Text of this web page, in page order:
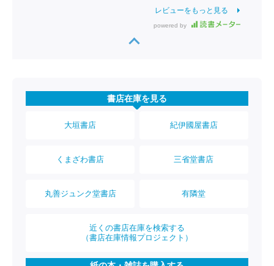
レビューをもっと見る
powered by
書店在庫を見る
大垣書店 紀伊國屋書店
くまざわ書店 三省堂書店
丸善ジュンク堂書店 有隣堂
近くの書店在庫を検索する
（書店在庫情報プロジェクト）